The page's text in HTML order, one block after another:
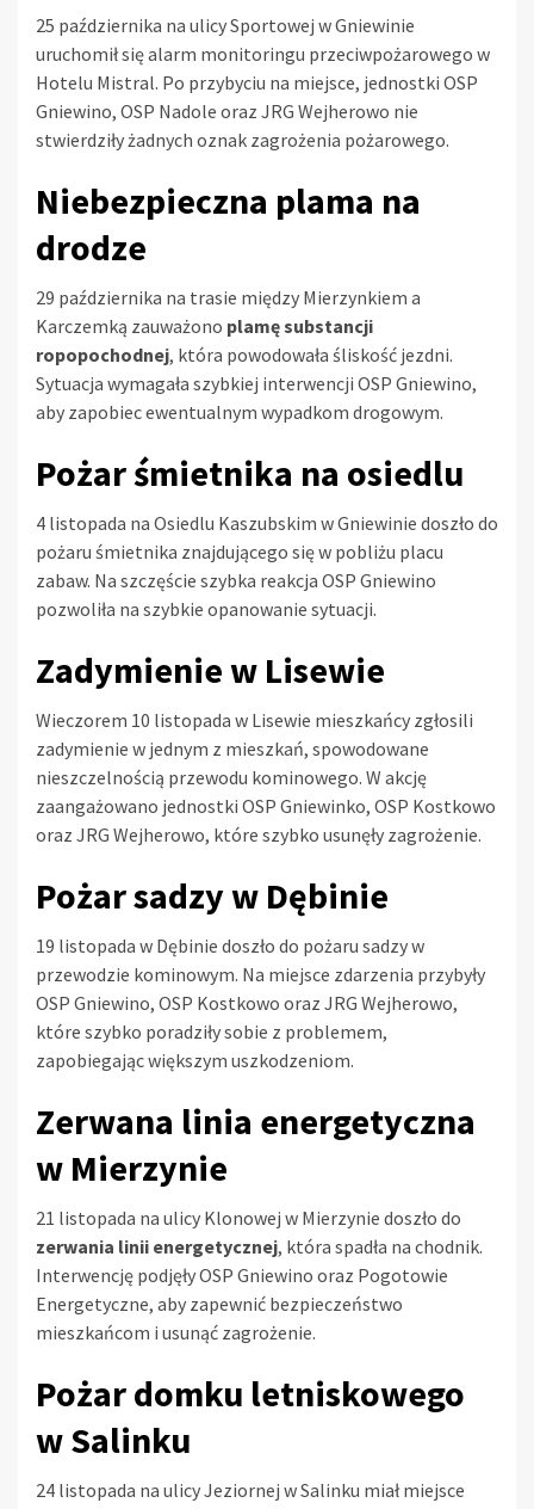
25 października na ulicy Sportowej w Gniewinie
uruchomił się alarm monitoringu przeciwpożarowego w
Hotelu Mistral. Po przybyciu na miejsce, jednostki OSP
Gniewino, OSP Nadole oraz JRG Wejherowo nie
stwierdziły żadnych oznak zagrożenia pożarowego.
Niebezpieczna plama na
drodze
29 października na trasie między Mierzynkiem a
Karczemką zauważono plamę substancji
ropopochodnej, która powodowała śliskość jezdni.
Sytuacja wymagała szybkiej interwencji OSP Gniewino,
aby zapobiec ewentualnym wypadkom drogowym.
Pożar śmietnika na osiedlu
4 listopada na Osiedlu Kaszubskim w Gniewinie doszło do
pożaru śmietnika znajdującego się w pobliżu placu
zabaw. Na szczęście szybka reakcja OSP Gniewino
pozwoliła na szybkie opanowanie sytuacji.
Zadymienie w Lisewie
Wieczorem 10 listopada w Lisewie mieszkańcy zgłosili
zadymienie w jednym z mieszkań, spowodowane
nieszczelnością przewodu kominowego. W akcję
zaangażowano jednostki OSP Gniewinko, OSP Kostkowo
oraz JRG Wejherowo, które szybko usunęły zagrożenie.
Pożar sadzy w Dębinie
19 listopada w Dębinie doszło do pożaru sadzy w
przewodzie kominowym. Na miejsce zdarzenia przybyły
OSP Gniewino, OSP Kostkowo oraz JRG Wejherowo,
które szybko poradziły sobie z problemem,
zapobiegając większym uszkodzeniom.
Zerwana linia energetyczna
w Mierzynie
21 listopada na ulicy Klonowej w Mierzynie doszło do
zerwania linii energetycznej, która spadła na chodnik.
Interwencję podjęły OSP Gniewino oraz Pogotowie
Energetyczne, aby zapewnić bezpieczeństwo
mieszkańcom i usunąć zagrożenie.
Pożar domku letniskowego
w Salinku
24 listopada na ulicy Jeziornej w Salinku miał miejsce